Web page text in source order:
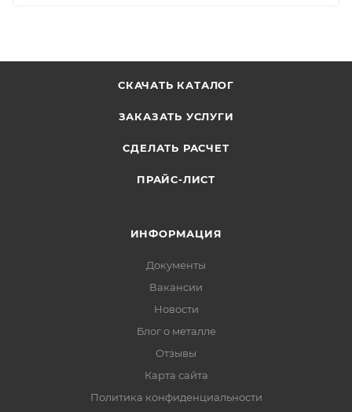
СКАЧАТЬ КАТАЛОГ
ЗАКАЗАТЬ УСЛУГИ
СДЕЛАТЬ РАСЧЕТ
ПРАЙС-ЛИСТ
ИНФОРМАЦИЯ
Документы
Вакансии
Новости
Блог о металле
Отзывы
Карта сайта
Политика конфиденциальности